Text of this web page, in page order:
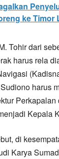
ke Timor
Tohir dari
harus rela
harus
Kepala
di
Karya